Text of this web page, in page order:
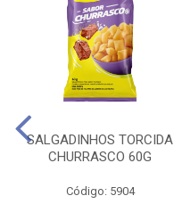
SALGADINHOS TORCIDA
CHURRASCO 60G
Código: 5904